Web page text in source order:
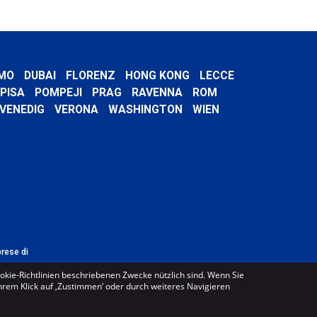
DUBAI FLORENZ HONG KONG
LECCE
PISA
POMPEJI PRAG RAVENNA
ROM
VENEDIG
VERONA WASHINGTON WIEN
di
Richtlinien beschriebenen Zwecke nützlich sind. Wenn Sie
Klick auf ‚Zustimmen‘ oder durch weiteres Navigieren